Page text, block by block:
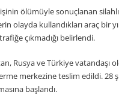
ölümüyle sonuçlanan silahlı
olayda kullandıkları araç bir
çıkmadığı belirlendi.
Rusya ve Türkiye vatandaşı
merkezine teslim edildi.
başlandı.